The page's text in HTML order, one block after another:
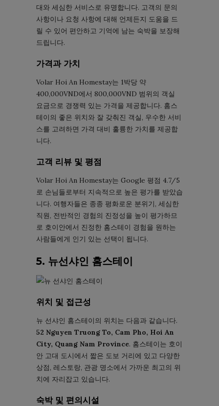
대와 세심한 서비스로 유명합니다. 고객의 문의
사항이나 요청 사항에 대해 언제든지 도움을 드
릴 수 있어 편안하고 기억에 남는 숙박을 보장해
드립니다.
가격과 가치
Volar Hoi An Homestay는 1박당 약
400,000VND에서 800,000VND 범위의 객실
요금으로 경쟁력 있는 가격을 제공합니다. 홈스
테이의 좋은 위치와 잘 갖춰진 객실, 우수한 서비
스를 고려하면 가격 대비 훌륭한 가치를 제공합
니다.
고객 리뷰 및 평점
Volar Hoi An Homestay는 Google 평점 4.7/5
로 손님들로부터 지속적으로 높은 평가를 받았습
니다. 여행자들은 종종 평화로운 분위기, 세심한
직원, 전반적인 경험의 진정성을 높이 평가하므
로 호이안에서 진정한 홈스테이 경험을 원하는
사람들에게 인기 있는 선택이 됩니다.
5. 뉴선샤인 홈스테이
위치 및 접근성
뉴 선샤인 홈스테이의 위치는 다음과 같습니다.
52 Nguyen Truong To, Cam Pho, Hoi An
City, Quang Nam Province. 홈스테이는 호이
안 고대 도시에서 짧은 도보 거리에 있고 다양한
상점, 레스토랑, 관광 명소에서 가까운 최고의 위
치에 자리잡고 있습니다.
숙박 및 편의시설